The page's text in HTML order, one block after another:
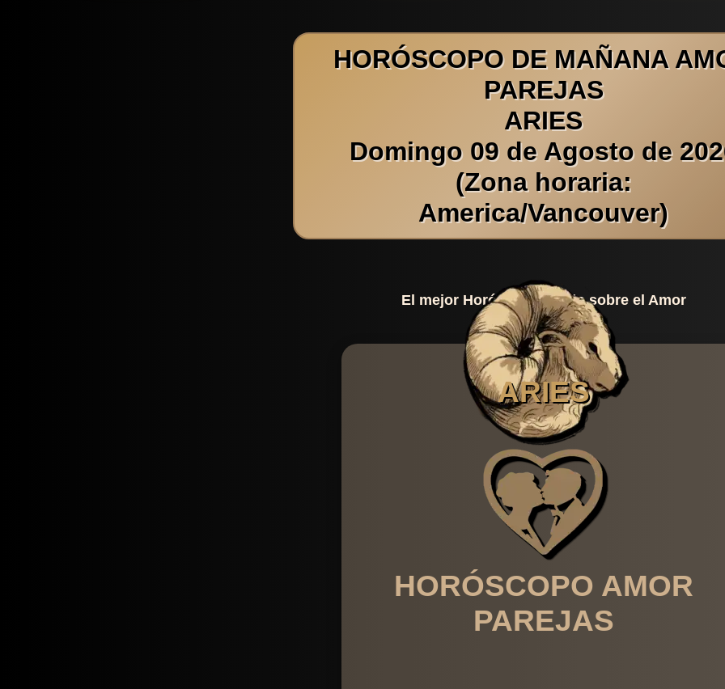
HORÓSCOPO DE MAÑANA
PAREJAS
ARIES
Domingo 09 de Agosto de
(Zona horaria:
America/Vancouver)
El mejor Horóscopo Diario sobre el Amor
ARIES
HORÓSCOPO AMOR
PAREJAS